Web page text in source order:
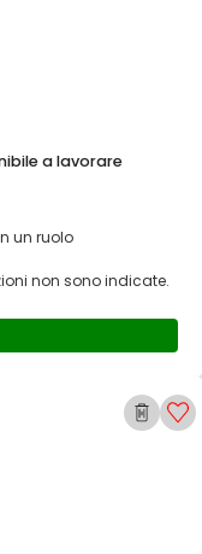
a lavorare
un ruolo
non sono indicate.